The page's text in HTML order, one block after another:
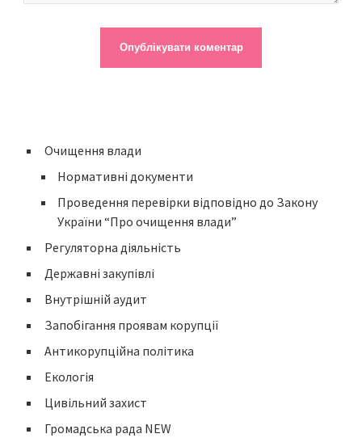
Очищення влади
Нормативні документи
Проведення перевірки відповідно до Закону
України “Про очищення влади”
Регуляторна діяльність
Державні закупівлі
Внутрішній аудит
Запобігання проявам корупції
Антикорупційна політика
Екологія
Цивільний захист
Громадська рада NEW